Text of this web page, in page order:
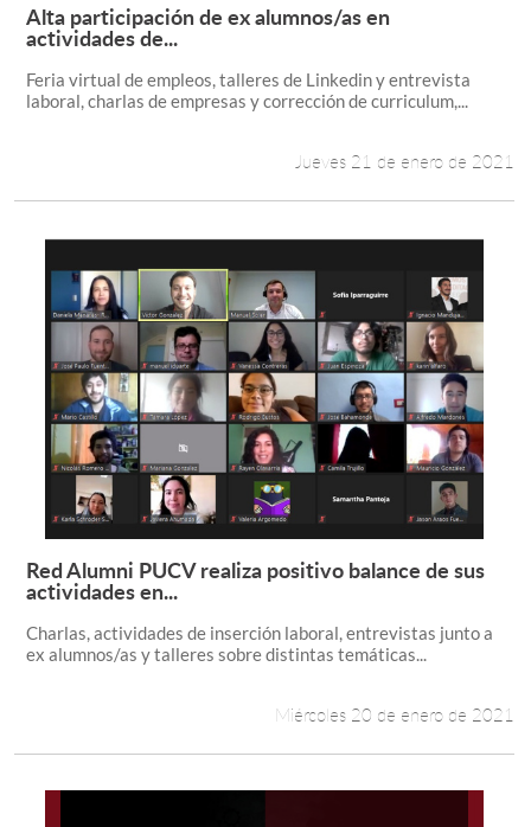
Leer más +
Alta participación de ex alumnos/as en
actividades de...
Feria virtual de empleos, talleres de Linkedin y entrevista
laboral, charlas de empresas y corrección de curriculum,...
Jueves 21 de enero de 2021
Leer más +
Red Alumni PUCV realiza positivo balance de sus
actividades en...
Charlas, actividades de inserción laboral, entrevistas junto a
ex alumnos/as y talleres sobre distintas temáticas...
Miércoles 20 de enero de 2021